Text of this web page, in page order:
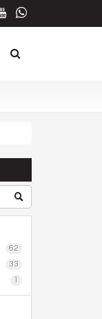
62
33
1